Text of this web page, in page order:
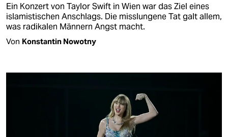
Ein Konzert von Taylor Swift in Wien war das Ziel eines
islamistischen Anschlags. Die misslungene Tat galt allem,
was radikalen Männern Angst macht.
Von Konstantin Nowotny